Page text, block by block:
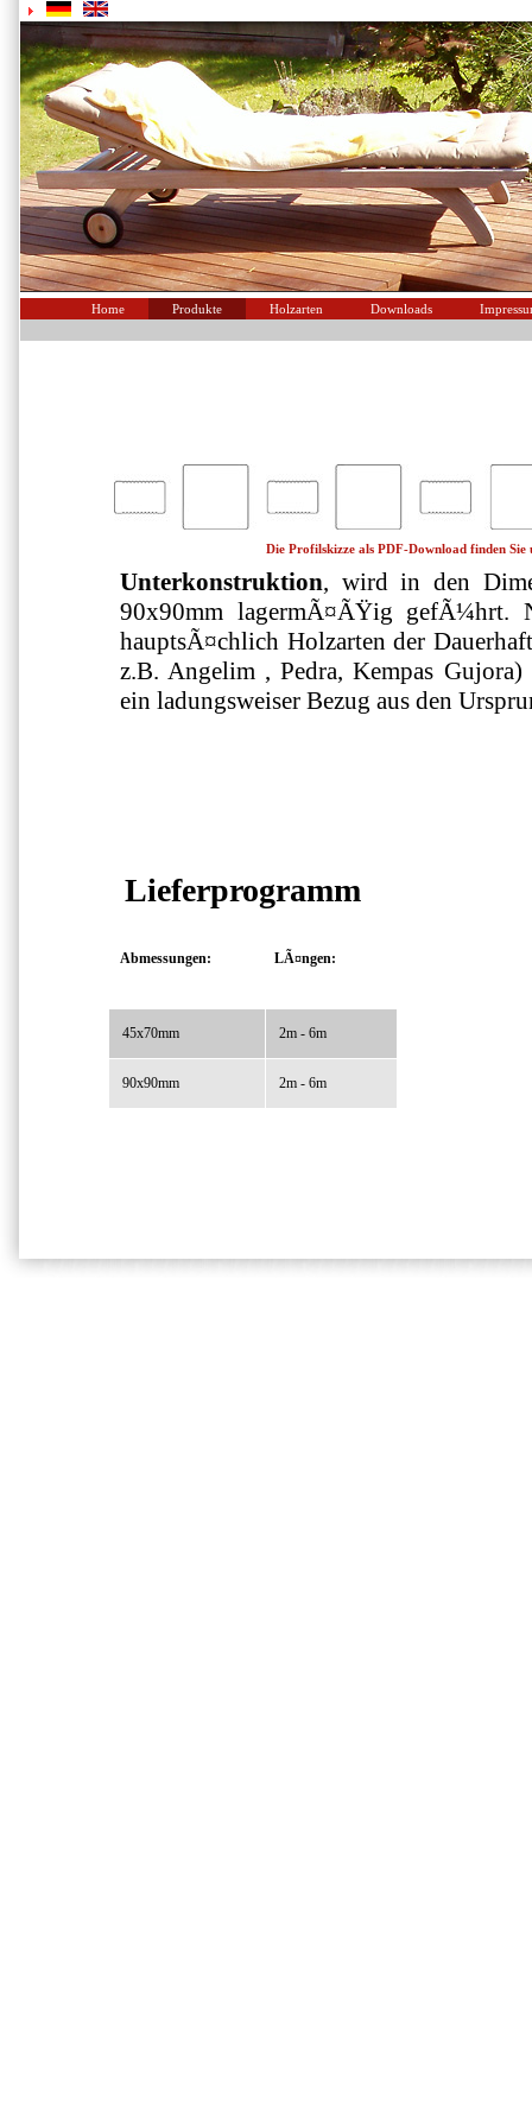
Home Produkte Holzarten Downloads
Die Profilskizze als PDF-Download finden Sie
Unterkonstruktion, wird in den
90x90mm lagermÃ¤ÃŸig gefÃ¼hrt.
hauptsÃ¤chlich Holzarten der
z.B. Angelim , Pedra, Kempas
ein ladungsweiser Bezug aus den
Lieferprogramm
Abmessungen: LÃ¤ngen:
45x70mm 2m - 6m
90x90mm 2m - 6m